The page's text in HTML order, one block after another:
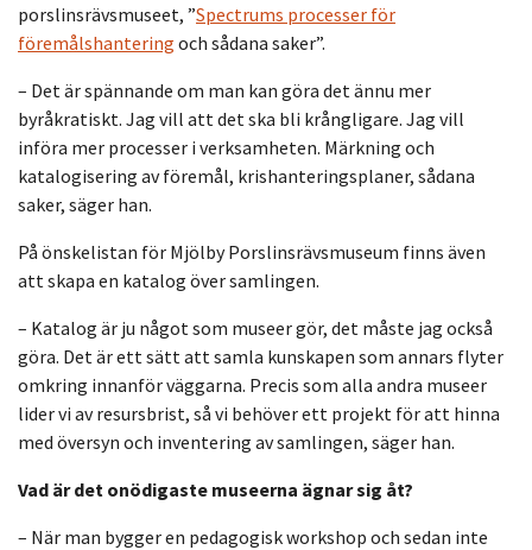
porslinsrävsmuseet, ”Spectrums processer för
föremålshantering och sådana saker”.
– Det är spännande om man kan göra det ännu mer
byråkratiskt. Jag vill att det ska bli krångligare. Jag vill
införa mer processer i verksamheten. Märkning och
katalogisering av föremål, krishanteringsplaner, sådana
saker, säger han.
På önskelistan för Mjölby Porslinsrävsmuseum finns även
att skapa en katalog över samlingen.
– Katalog är ju något som museer gör, det måste jag också
göra. Det är ett sätt att samla kunskapen som annars flyter
omkring innanför väggarna. Precis som alla andra museer
lider vi av resursbrist, så vi behöver ett projekt för att hinna
med översyn och inventering av samlingen, säger han.
Vad är det onödigaste museerna ägnar sig åt?
– När man bygger en pedagogisk workshop och sedan inte